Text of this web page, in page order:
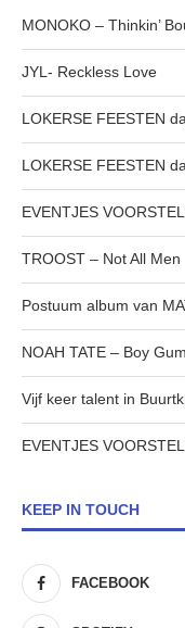
MONOKO – Thinkin’
JYL- Reckless Love
LOKERSE FEESTEN
LOKERSE FEESTEN
EVENTJES
TROOST – Not All Men
Postuum album van
NOAH TATE – Boy Gum
Vijf keer talent in
EVENTJES
KEEP IN TOUCH
FACEBOOK